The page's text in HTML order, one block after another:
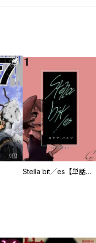
Stella bit／es【単話版】